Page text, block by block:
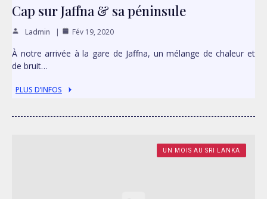
Cap sur Jaffna & sa péninsule
Ladmin Fév 19, 2020
À notre arrivée à la gare de Jaffna, un mélange de chaleur et
de bruit…
PLUS D’INFOS
UN MOIS AU SRI LANKA